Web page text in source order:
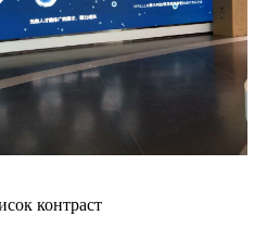
контраст